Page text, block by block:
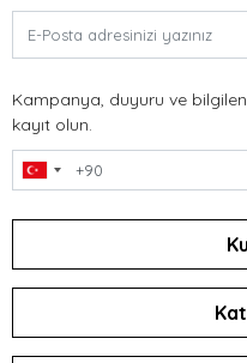
Kampanya, duyuru ve
kayıt olun.